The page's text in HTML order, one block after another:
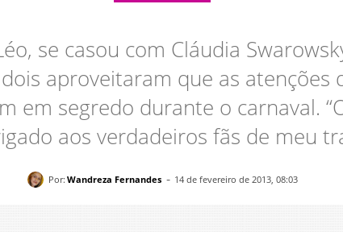
se casou com Cláudia
aproveitaram que as
em segredo durante o carnaval.
aos verdadeiros fãs de meu
Por: Wandreza Fernandes - 14 de fevereiro de 2013, 08:03